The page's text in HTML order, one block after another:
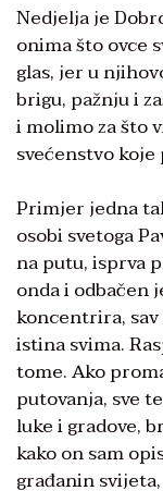
Nedjelja je
onima što ovce
glas, jer u
brigu, pažnju i
i molimo za što
svećenstvo
Primjer jedna
osobi svetoga
na putu, isprva
onda i odbačen
koncentrira,
istina svima.
tome. Ako
putovanja, sve
luke i gradove,
kako on sam
građanin